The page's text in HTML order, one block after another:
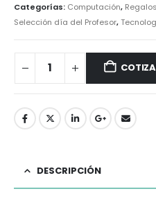
Categorías: Computación,
Selección día del Profesor,
DESCRIPCIÓN